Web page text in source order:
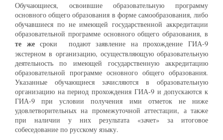
Обучающиеся, освоившие образовательную программу
основного общего образования в форме самообразования, либо
обучавшиеся по не имеющей государственной аккредитации
образовательной программе основного общего образования, в
те жесроки подают заявление на прохождение ГИА-9
экстерном в организацию, осуществляющую образовательную
деятельность по имеющей государственную аккредитацию
образовательной программе основного общего образования.
Указанные обучающиеся зачисляются в образовательную
организацию на период прохождения ГИА-9 и допускаются к
ГИА-9 при условии получения ими отметок не ниже
удовлетворительных на промежуточной аттестации, а также
при наличии у них результата «зачет» за итоговое
собеседование по русскому языку.